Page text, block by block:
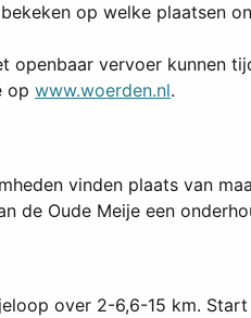
op welke plaatsen
vervoer kunnen
op www.woerden.nl.
vinden plaats van
de Oude Meije een
over 2-6,6-15 km.